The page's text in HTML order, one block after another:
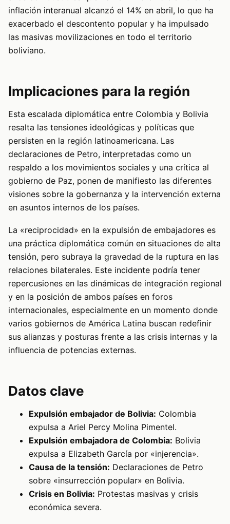
inflación interanual alcanzó el 14% en abril, lo que ha
exacerbado el descontento popular y ha impulsado
las masivas movilizaciones en todo el territorio
boliviano.
Implicaciones para la región
Esta escalada diplomática entre Colombia y Bolivia
resalta las tensiones ideológicas y políticas que
persisten en la región latinoamericana. Las
declaraciones de Petro, interpretadas como un
respaldo a los movimientos sociales y una crítica al
gobierno de Paz, ponen de manifiesto las diferentes
visiones sobre la gobernanza y la intervención externa
en asuntos internos de los países.
La «reciprocidad» en la expulsión de embajadores es
una práctica diplomática común en situaciones de alta
tensión, pero subraya la gravedad de la ruptura en las
relaciones bilaterales. Este incidente podría tener
repercusiones en las dinámicas de integración regional
y en la posición de ambos países en foros
internacionales, especialmente en un momento donde
varios gobiernos de América Latina buscan redefinir
sus alianzas y posturas frente a las crisis internas y la
influencia de potencias externas.
Datos clave
Expulsión embajador de Bolivia: Colombia
expulsa a Ariel Percy Molina Pimentel.
Expulsión embajadora de Colombia: Bolivia
expulsa a Elizabeth García por «injerencia».
Causa de la tensión: Declaraciones de Petro
sobre «insurrección popular» en Bolivia.
Crisis en Bolivia: Protestas masivas y crisis
económica severa.